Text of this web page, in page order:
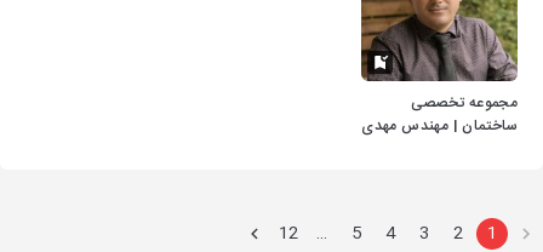
مجموعه تخصصی
ساختمان | مهندس مهدی
1
2
3
4
5
…
12